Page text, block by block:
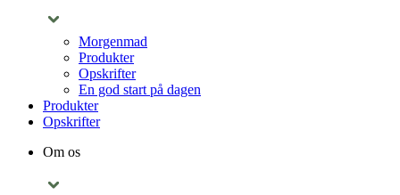
Morgenmad
Produkter
Opskrifter
En god start på dagen
Produkter
Opskrifter
Om os